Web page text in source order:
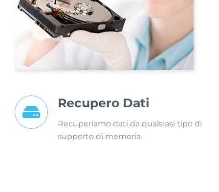
Recupero Dati
Recuperiamo dati da qualsiasi tipo di
supporto di memoria.